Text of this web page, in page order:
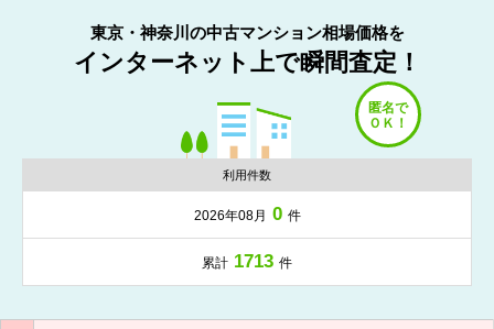
東京・神奈川の中古マンション相場価格を
インターネット上で瞬間査定！
利用件数
2026年08月 0 件
累計 1713 件